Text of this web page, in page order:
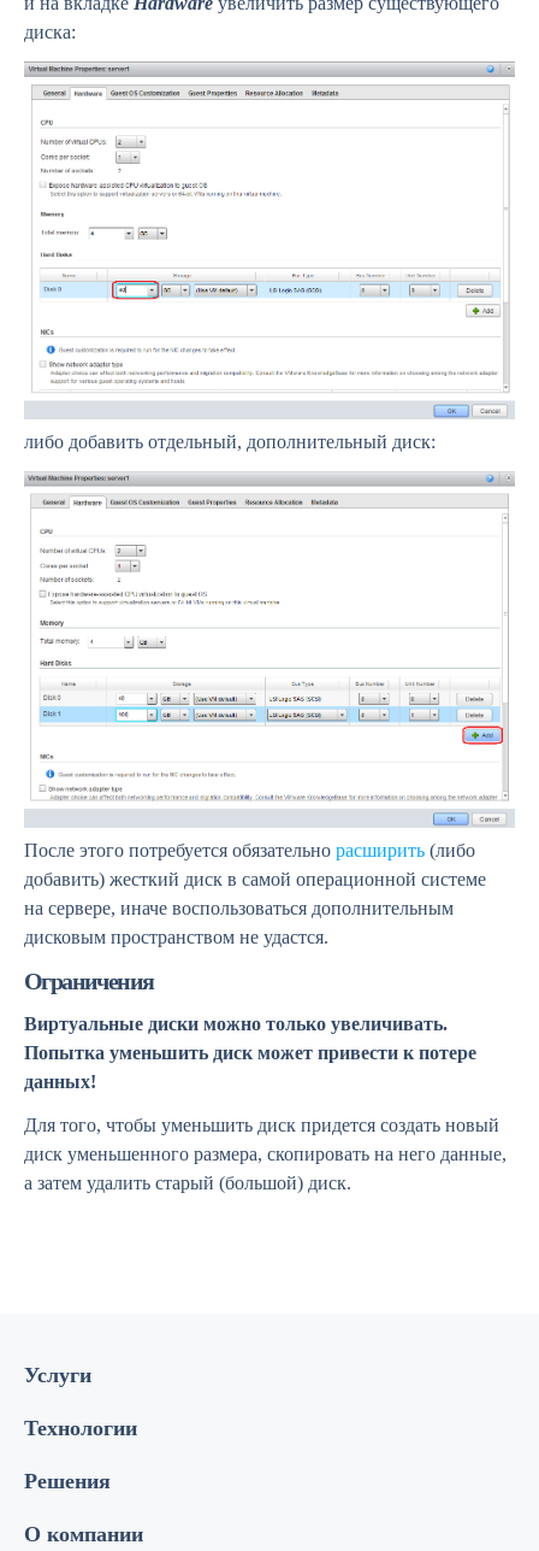
диска:
либо добавить отдельный, дополнительный диск:
После этого потребуется обязательно расширить (либо
добавить) жесткий диск в самой операционной системе
на сервере, иначе воспользоваться дополнительным
дисковым пространством не удастся.
Ограничения
Виртуальные диски можно только увеличивать.
Попытка уменьшить диск может привести к потере
данных!
Для того, чтобы уменьшить диск придется создать новый
диск уменьшенного размера, скопировать на него данные,
а затем удалить старый (большой) диск.
Услуги
Технологии
Решения
О компании